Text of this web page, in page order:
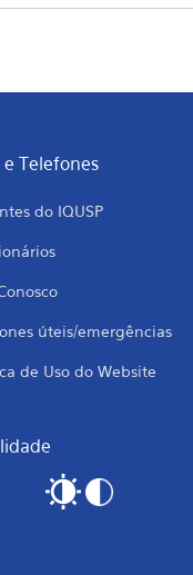
Telefones
do IQUSP
úteis/emergências
de Uso do Website